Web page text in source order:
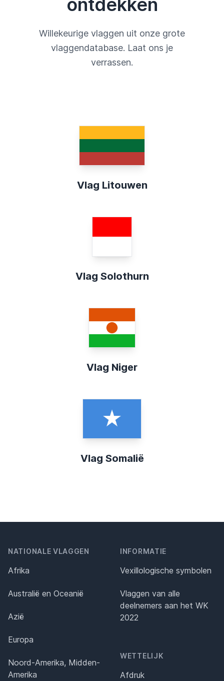
ontdekken
Willekeurige vlaggen uit onze grote
vlaggendatabase. Laat ons je
verrassen.
Vlag Litouwen
Vlag Solothurn
Vlag Niger
Vlag Somalië
NATIONALE VLAGGEN
Afrika
Australië en Oceanië
Azië
Europa
Noord-Amerika, Midden-
Amerika
INFORMATIE
Vexillologische symbolen
Vlaggen van alle
deelnemers aan het WK
2022
WETTELIJK
Afdruk